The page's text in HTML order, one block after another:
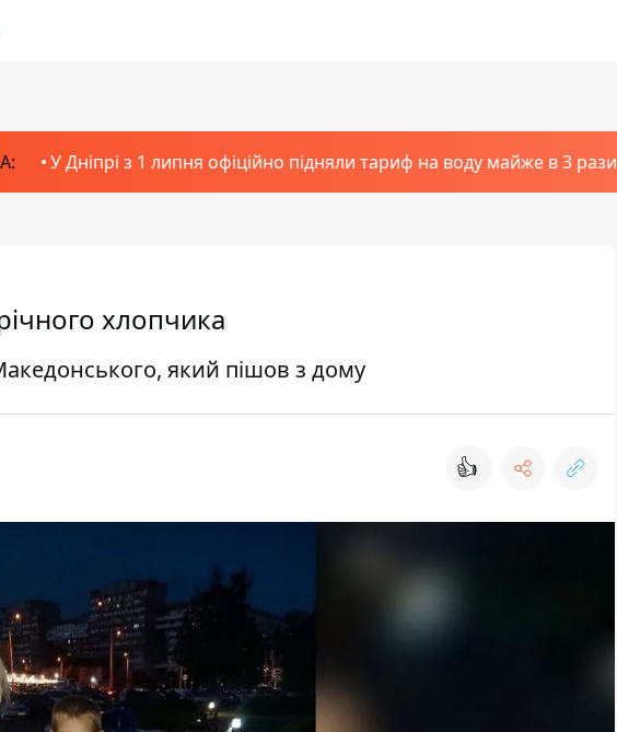
У Дніпрі з 1 липня офіційно підняли тариф на воду майже в 3 рази
хлопчика
який пішов з дому
👍